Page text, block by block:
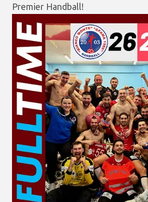
Premier Handball!